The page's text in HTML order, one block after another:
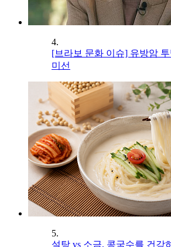
4.
[브라보 문화 이슈] 유방암
미선
5.
설탕 vs 소금, 콩국수를 건강